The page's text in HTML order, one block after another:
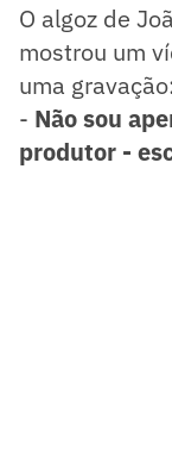
O algoz de
mostrou um
uma gravação:
- Não sou
produtor -